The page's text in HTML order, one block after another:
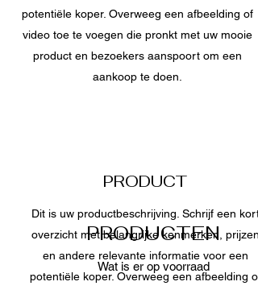
potentiële koper. Overweeg een afbeelding of
video toe te voegen die pronkt met uw mooie
product en bezoekers aanspoort om een
aankoop te doen.
PRODUCT
Dit is uw productbeschrijving. Schrijf een kort
overzicht met belangrijke kenmerken, prijzen
en andere relevante informatie voor een
potentiële koper. Overweeg een afbeelding of
PRODUCTEN
Wat is er op voorraad